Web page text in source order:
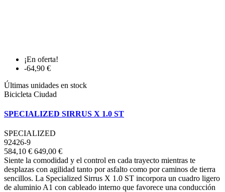
¡En oferta!
-64,90 €
Últimas unidades en stock
Bicicleta Ciudad
SPECIALIZED SIRRUS X 1.0 ST
SPECIALIZED
92426-9
584,10 € 649,00 €
Siente la comodidad y el control en cada trayecto mientras te
desplazas con agilidad tanto por asfalto como por caminos de tierra
sencillos. La Specialized Sirrus X 1.0 ST incorpora un cuadro ligero
de aluminio A1 con cableado interno que favorece una conducción